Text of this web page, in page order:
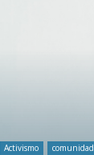
Activismo comunidad